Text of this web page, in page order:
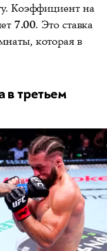
Коэффициент на
7.00. Это ставка
которая в
в третьем